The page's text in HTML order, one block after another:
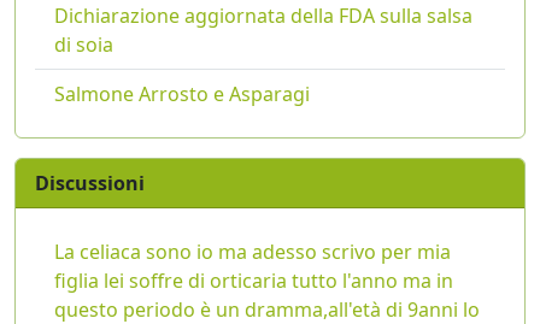
Dichiarazione aggiornata della FDA sulla salsa
di soia
Salmone Arrosto e Asparagi
Discussioni
La celiaca sono io ma adesso scrivo per mia
figlia lei soffre di orticaria tutto l'anno ma in
questo periodo è un dramma,all'età di 9anni lo